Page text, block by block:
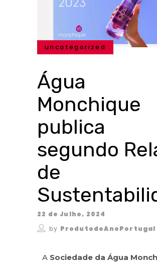
uncategorized
Água
Monchique
publica
segundo
de
22 de Julho, 2024
by ProdutodoAnoPortugal
A Sociedade da Água